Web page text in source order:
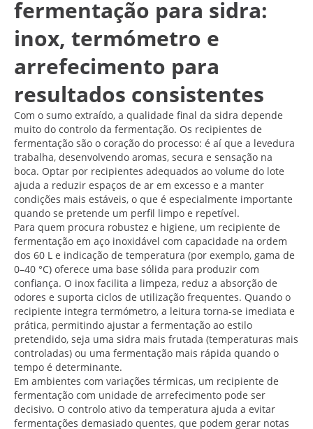
fermentação para sidra:
inox, termómetro e
arrefecimento para
resultados consistentes
Com o sumo extraído, a qualidade final da sidra depende
muito do controlo da fermentação. Os recipientes de
fermentação são o coração do processo: é aí que a levedura
trabalha, desenvolvendo aromas, secura e sensação na
boca. Optar por recipientes adequados ao volume do lote
ajuda a reduzir espaços de ar em excesso e a manter
condições mais estáveis, o que é especialmente importante
quando se pretende um perfil limpo e repetível.
Para quem procura robustez e higiene, um recipiente de
fermentação em aço inoxidável com capacidade na ordem
dos 60 L e indicação de temperatura (por exemplo, gama de
0–40 °C) oferece uma base sólida para produzir com
confiança. O inox facilita a limpeza, reduz a absorção de
odores e suporta ciclos de utilização frequentes. Quando o
recipiente integra termómetro, a leitura torna-se imediata e
prática, permitindo ajustar a fermentação ao estilo
pretendido, seja uma sidra mais frutada (temperaturas mais
controladas) ou uma fermentação mais rápida quando o
tempo é determinante.
Em ambientes com variações térmicas, um recipiente de
fermentação com unidade de arrefecimento pode ser
decisivo. O controlo ativo da temperatura ajuda a evitar
fermentações demasiado quentes, que podem gerar notas